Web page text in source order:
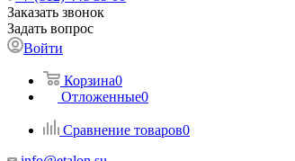
Заказать звонок
Задать вопрос
Войти
Корзина0
Отложенные0
Сравнение товаров0